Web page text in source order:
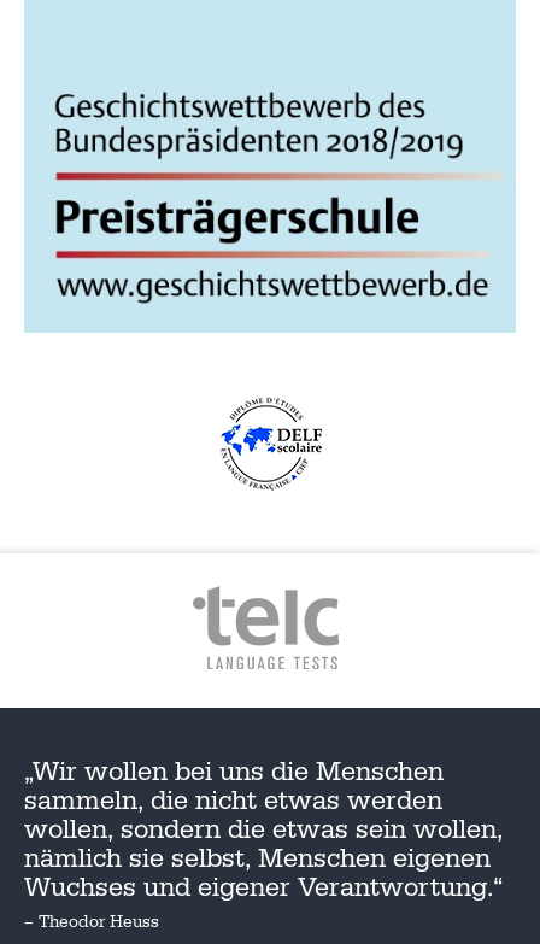
„Wir wollen bei uns die Menschen
sammeln, die nicht etwas werden
wollen, sondern die etwas sein wollen,
nämlich sie selbst, Menschen eigenen
Wuchses und eigener Verantwortung.“
– Theodor Heuss